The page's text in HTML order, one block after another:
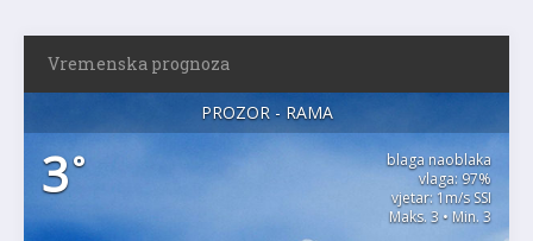
Vremenska prognoza
PROZOR - RAMA
3°
blaga naoblaka
vlaga: 97%
vjetar: 1m/s SSI
Maks. 3 • Min. 3